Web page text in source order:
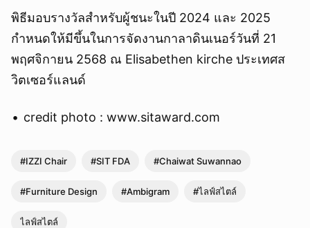
พิธีมอบรางวัลสำหรับผู้ชนะในปี 2024 และ 2025
กำหนดให้มีขึ้นในการจัดงานกาลาดินเนอร์วันที่ 21
พฤศจิกายน 2568 ณ Elisabethen kirche ประเทศส
วิตเซอร์แลนด์
credit photo : www.sitaward.com
#IZZI Chair #SIT FDA #Chaiwat Suwannao
#Furniture Design #Ambigram #ไลฟ์สไตล์
ไลฟ์สไตล์